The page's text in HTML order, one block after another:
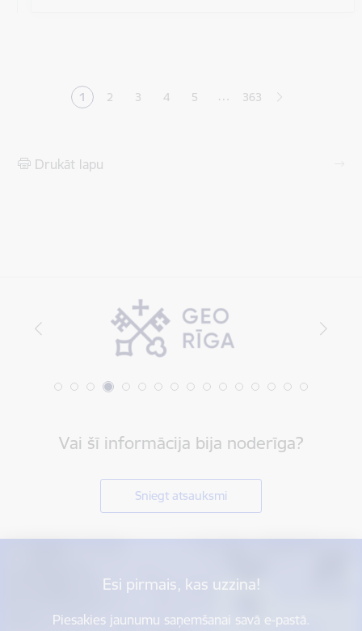
Pašreizējā lapa
1 Lapa
2 Lapa
3 Lapa
4 Lapa
5 … 363
Drukāt lapu
Vai šī informācija bija noderīga?
Sniegt atsauksmi
Esi pirmais, kas uzzina!
Piesakies jaunumu saņemšanai savā e-pastā.